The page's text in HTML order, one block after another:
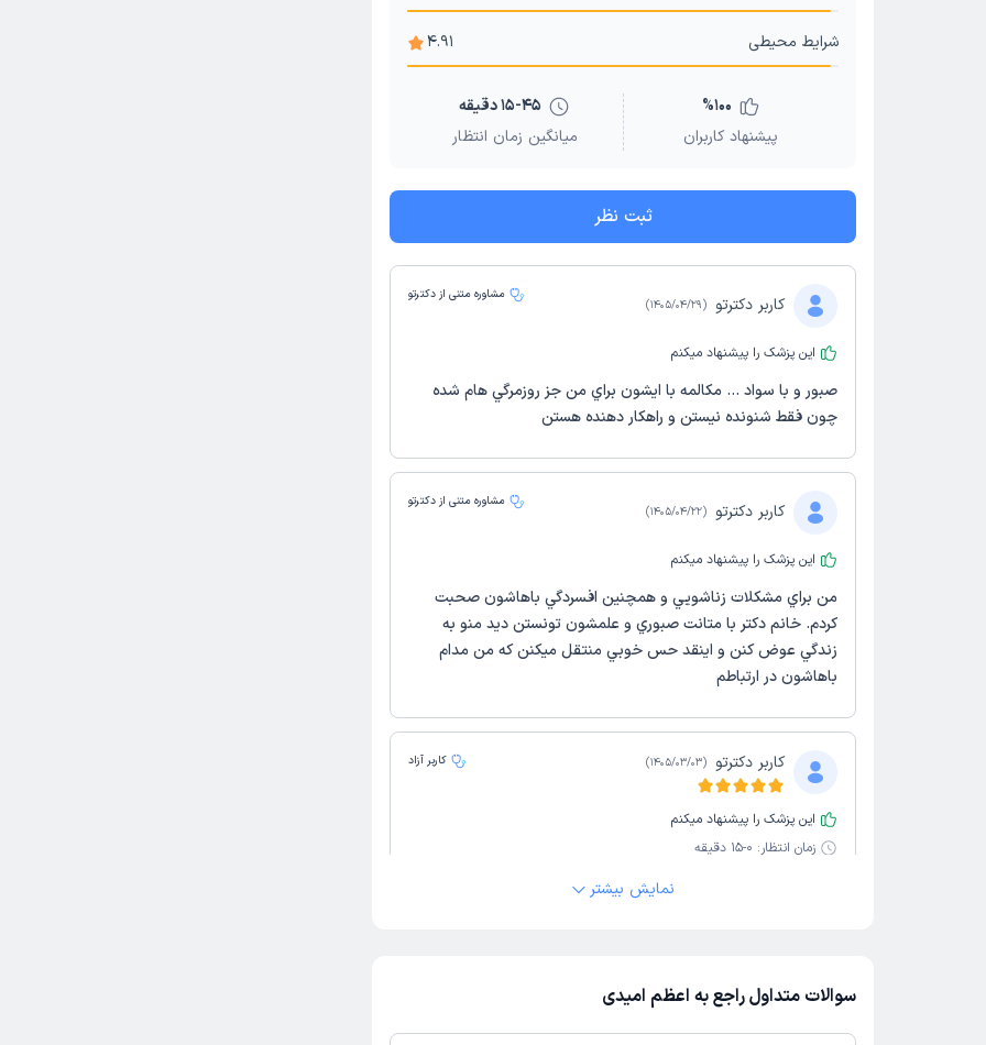
شرایط محیطی 4.91
%100
پیشنهاد کاربران
15-45 دقیقه
میانگین زمان انتظار
ثبت نظر
کاربر دکترتو (
1405/04/29
)
مشاوره متنی از دکترتو
این پزشک را پیشنهاد میکنم
صبور و با سواد … مكالمه با ايشون براي من جز روزمرگي هام شده
چون فقط شنونده نيستن و راهكار دهنده هستن
کاربر دکترتو (
1405/04/22
)
مشاوره متنی از دکترتو
این پزشک را پیشنهاد میکنم
من براي مشكلات زناشويي و همچنين افسردگي باهاشون صحبت
كردم. خانم دكتر با متانت صبوري و علمشون تونستن ديد منو به
زندگي عوض كنن و اينقد حس خوبي منتقل ميكنن كه من مدام
باهاشون در ارتباطم
کاربر دکترتو (
1405/03/03
) کاربر آزاد
این پزشک را پیشنهاد میکنم
زمان انتظار: 0-15 دقیقه
سلام خانوم دکتر خیلی با حوصله صبور و با آرامش هستن . خیلی
نمایش بیشتر
سوالات متداول راجع به اعظم امیدی